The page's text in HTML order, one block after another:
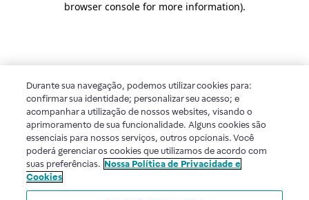
browser console for more information).
Durante sua navegação, podemos utilizar cookies para:
confirmar sua identidade; personalizar seu acesso; e
acompanhar a utilização de nossos websites, visando o
aprimoramento de sua funcionalidade. Alguns cookies são
essenciais para nossos serviços, outros opcionais. Você
poderá gerenciar os cookies que utilizamos de acordo com
suas preferências. Nossa Política de Privacidade e
Cookies